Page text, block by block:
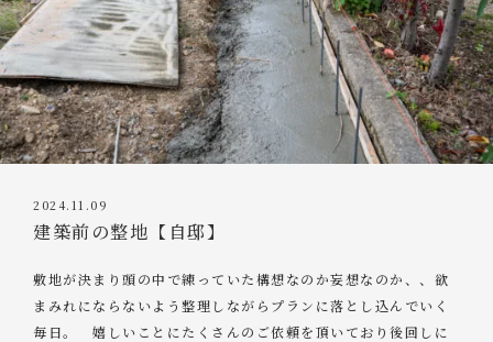
2024.11.09
建築前の整地【自邸】
敷地が決まり頭の中で練っていた構想なのか妄想なのか、、欲
まみれにならないよう整理しながらプランに落とし込んでいく
毎日。 嬉しいことにたくさんのご依頼を頂いており後回しに